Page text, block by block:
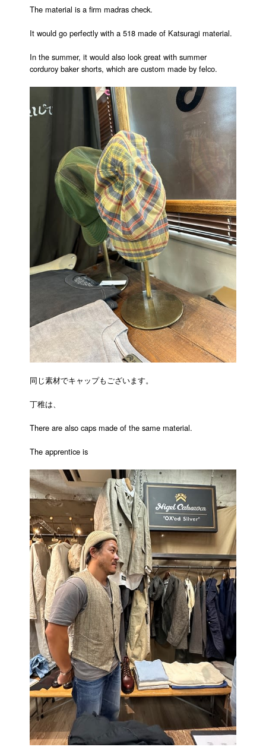
The material is a firm madras check.
It would go perfectly with a 518 made of Katsuragi material.
In the summer, it would also look great with summer
corduroy baker shorts, which are custom made by felco.
同じ素材でキャップもございます。
丁稚は、
There are also caps made of the same material.
The apprentice is